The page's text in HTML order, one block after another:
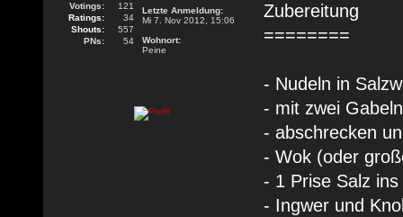
Votings:
121
Ratings:
34
Shouts:
557
PNs:
54
Letzte Anmeldung:
Mi 7. Nov 2012, 15:06
Wohnort:
Peine
Zubereitung
========
- Nudeln in
- mit zwei
- abschrecken
- Wok (oder
- 1 Prise Salz
- Ingwer und